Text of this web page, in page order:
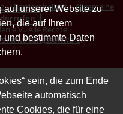
unserer Website zu
die auf Ihrem
bestimmte Daten
sein, die zum Ende
automatisch
Cookies, die für eine
Barrierefreiheit|Allgemeine
e.V.. Alle Rechte
.